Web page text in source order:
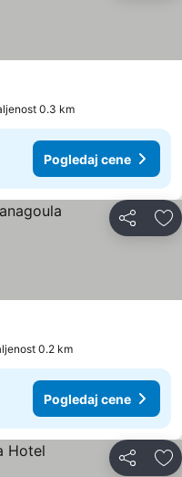
0.3 km
Pogledaj cene
Deli
0.2 km
Pogledaj cene
Deli